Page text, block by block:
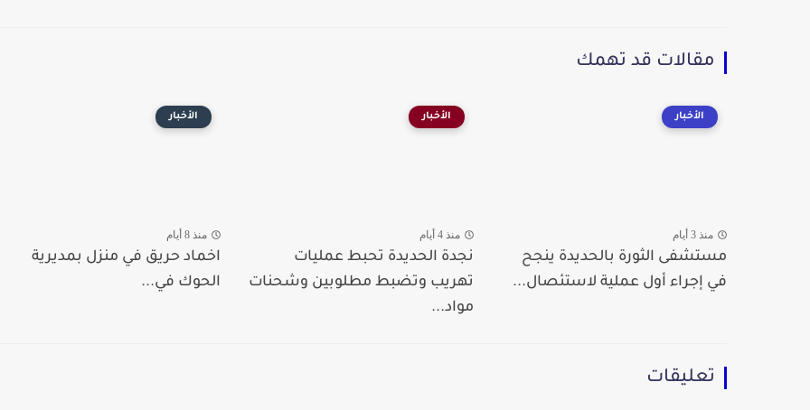
مقالات قد تهمك
الأخبار
منذ 3 أيام
مستشفى الثورة بالحديدة ينجح
في إجراء أول عملية لاستئصال...
الأخبار
منذ 4 أيام
نجدة الحديدة تحبط عمليات
تهريب وتضبط مطلوبين وشحنات
مواد...
الأخبار
منذ 8 أيام
اخماد حريق في منزل بمديرية
الحوك في...
تعليقات